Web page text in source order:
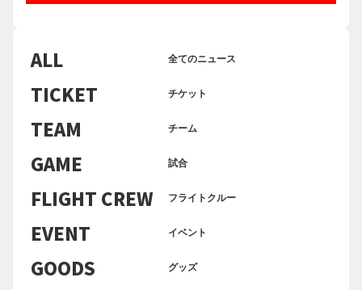
ALL 全てのニュース
TICKET チケット
TEAM チーム
GAME 試合
FLIGHT CREW フライトクルー
EVENT イベント
GOODS グッズ